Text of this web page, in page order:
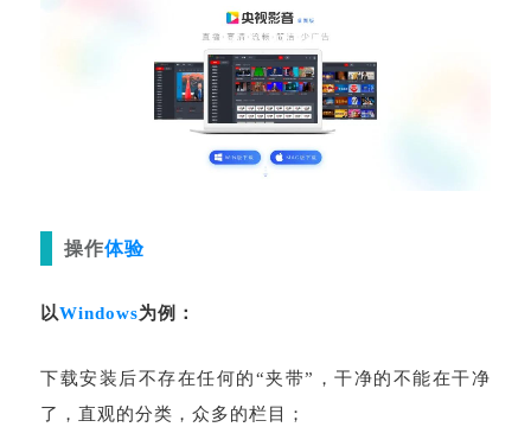
操作体验
以Windows为例：
下载安装后不存在任何的“夹带”，干净的不能在干净
了，直观的分类，众多的栏目；